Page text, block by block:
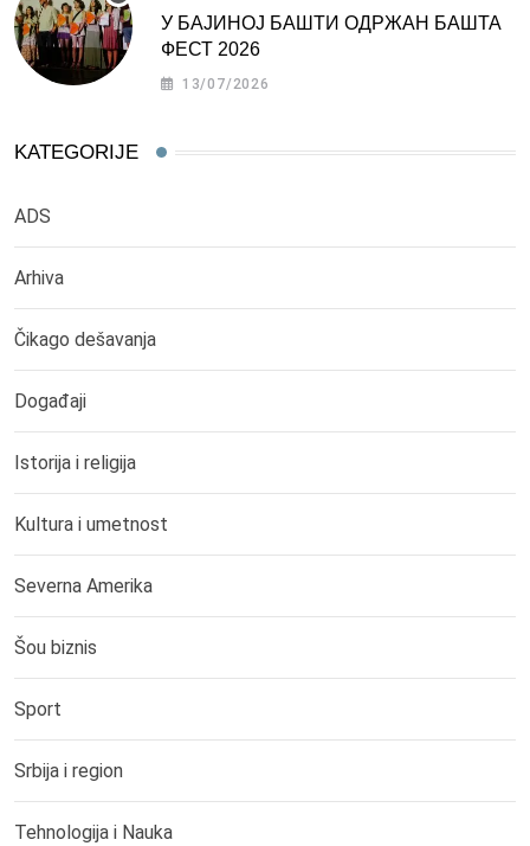
У БАЈИНОЈ БАШТИ ОДРЖАН БАШТА
ФЕСТ 2026
13/07/2026
KATEGORIJE
ADS
Arhiva
Čikago dešavanja
Događaji
Istorija i religija
Kultura i umetnost
Severna Amerika
Šou biznis
Sport
Srbija i region
Tehnologija i Nauka